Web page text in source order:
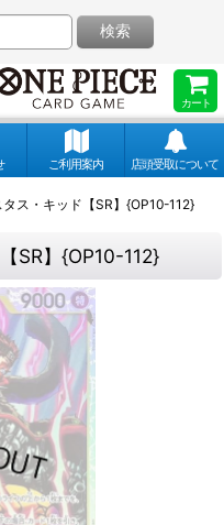
カート
検索
ご利用案内 店頭受取について
タス・キッド【SR】{OP10-112}
SR】{OP10-112}